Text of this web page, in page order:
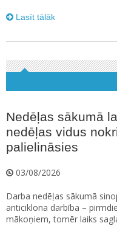
Lasīt tālāk
Nedēļas sākumā
nedēļas vidus
palielināsies
03/08/2026
Darba nedēļas sākumā
anticiklona darbība –
mākoņiem, tomēr laiks